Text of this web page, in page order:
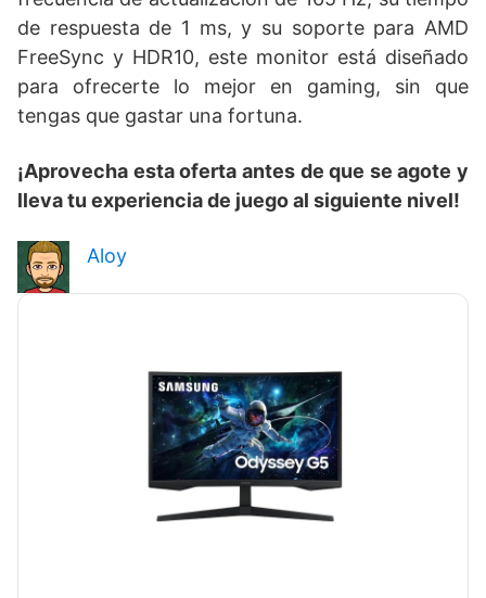
de respuesta de 1 ms, y su soporte para AMD
FreeSync y HDR10, este monitor está diseñado
para ofrecerte lo mejor en gaming, sin que
tengas que gastar una fortuna.
¡Aprovecha esta oferta antes de que se agote y
lleva tu experiencia de juego al siguiente nivel!
Aloy